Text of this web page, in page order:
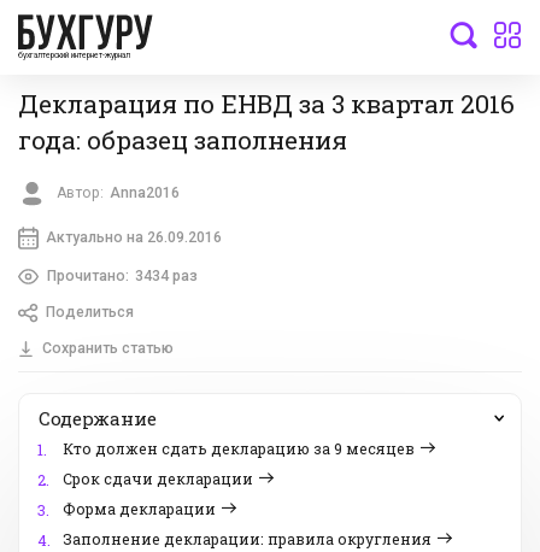
бухгалтерский интернет-журнал
Декларация по ЕНВД за 3 квартал 2016
года: образец заполнения
Автор: Anna2016
Актуально на 26.09.2016
Прочитано: 3434 раз
Поделиться
Сохранить статью
Содержание
1.
Кто должен сдать декларацию за 9 месяцев
2.
Срок сдачи декларации
3.
Форма декларации
4.
Заполнение декларации: правила округления